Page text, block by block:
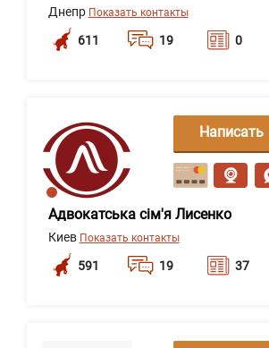
Днепр Показать контакты
611 19 0
Адвокатська сім'я Лисенко
Киев Показать контакты
591 19 37
Написать
сообщение